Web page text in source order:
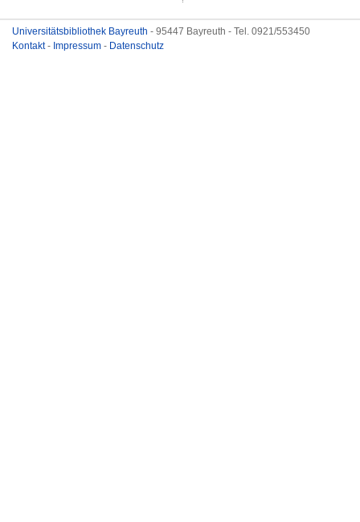
Universitätsbibliothek Bayreuth - 95447 Bayreuth - Tel. 0921/553450
Kontakt- Impressum - Datenschutz